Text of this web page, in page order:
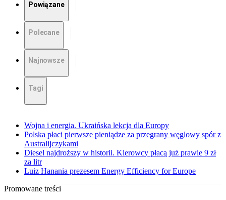
Powiązane
Polecane
Najnowsze
Tagi
Wojna i energia. Ukraińska lekcja dla Europy
Polska płaci pierwsze pieniądze za przegrany węglowy spór z
Australijczykami
Diesel najdroższy w historii. Kierowcy płacą już prawie 9 zł
za litr
Luiz Hanania prezesem Energy Efficiency for Europe
Promowane treści